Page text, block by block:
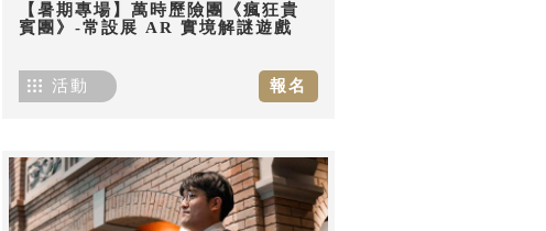
【暑期專場】萬時歷險團《瘋狂貴
賓團》-常設展 AR 實境解謎遊戲
報名
活動